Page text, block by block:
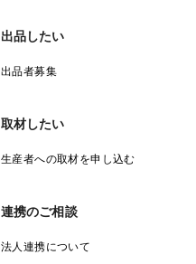
出品したい
出品者募集
取材したい
生産者への取材を申し込む
連携のご相談
法人連携について